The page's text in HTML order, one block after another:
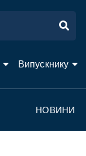
Випускнику
НОВИНИ